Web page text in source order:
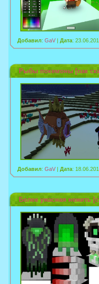
Добавил: GaV | Дата:
Рыбы покемоны [пак
Добавил: GaV | Дата:
Более ужасная нежить